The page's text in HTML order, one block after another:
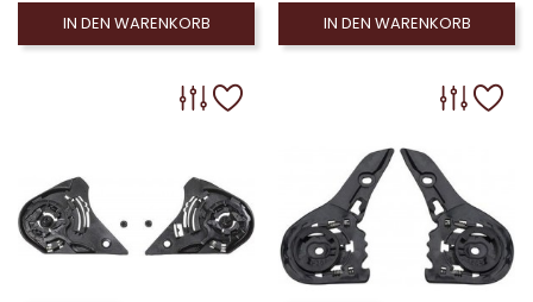
IN DEN WARENKORB IN DEN WARENKORB